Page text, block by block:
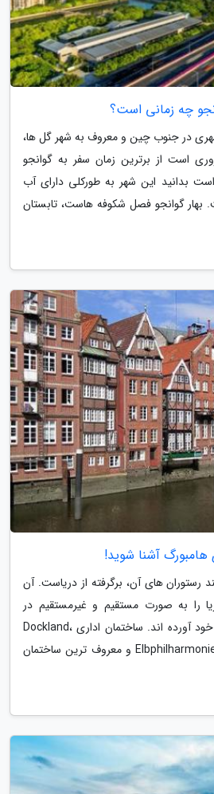
چه زمانی است؟
شهری در جنوب چین و معروف به شهر گل ها،
است از برترین زمان سفر به گوانجو
بدانید این شهر به طورکلی دارای آب
گوانجو فصل شکوفه هاست، تابستان
هامبورگ آشنا شوید!
رستوران های آن، برگرفته از دریاست. آن
را به صورت مستقیم و غیرمستقیم در
ساختمان های قدیم و تازه خود آورده اند. ساختمان اداری Dockland،
Elbberg، ساختمان آجری Elbphilharmonie و معروف ترین ساختمان